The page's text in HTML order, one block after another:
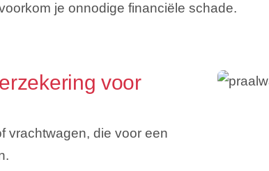
je onnodige financiële schade.
voor
vrachtwagen, die voor een